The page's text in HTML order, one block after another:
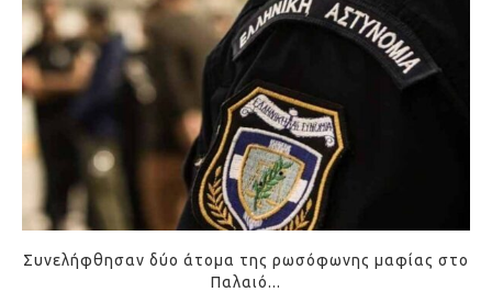
Συνελήφθησαν δύο άτομα της ρωσόφωνης μαφίας στο
Παλαιό...